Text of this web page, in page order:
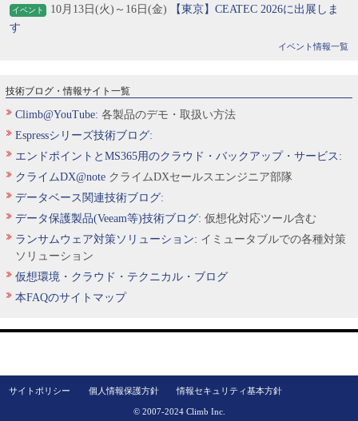
イベント 10月13日(火)～16日(金)
【東京】CEATEC 2026に出展しま
す
イベント情報一覧
技術ブログ・情報サイト一覧
Climb@YouTube: 各製品のデモ・取扱い方法
Espressシリーズ技術ブログ:
エンドポイントとMS365用のクラウド・バックアップ・サービス:
クライムDX@note クライムDXセールスエンジニア部隊
データベース関連技術ブログ:
データ保護製品(Veeam等)技術ブログ: 仮想化対応ツール含む
ランサムウェア対策ソリューション: イミュータブルでの各種対策
ソリューション
仮想環境・クラウド・テクニカル・ブログ
本FAQのサイトマップ
サイトポリシー 個人情報保護方針 情報セキュリティ基本方針
© 2007-2024 Climb Inc.